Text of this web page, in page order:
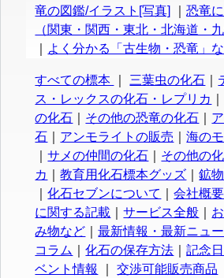
竜の図鑑/イラスト[写真]
｜恐竜
（関東・関西・東北・北海道・
よく分かる「古生物・恐竜」
すべての標本 三葉虫の化石
ス・レックスの化石・レプリカ
の化石
その他の恐竜の化石
石
アンモライトの販売 ｜海の
｜サメの仲間の化石 その他の
カ
｜教育用化石標本グッズ ｜鉱
｜化石セブンについて ｜会社概要
に関する記載 ｜サービス全般
み物など ｜最新情報・最新ニュ
コラム
｜化石の保存方法 ｜記念
ベント情報
｜交渉可能販売商品